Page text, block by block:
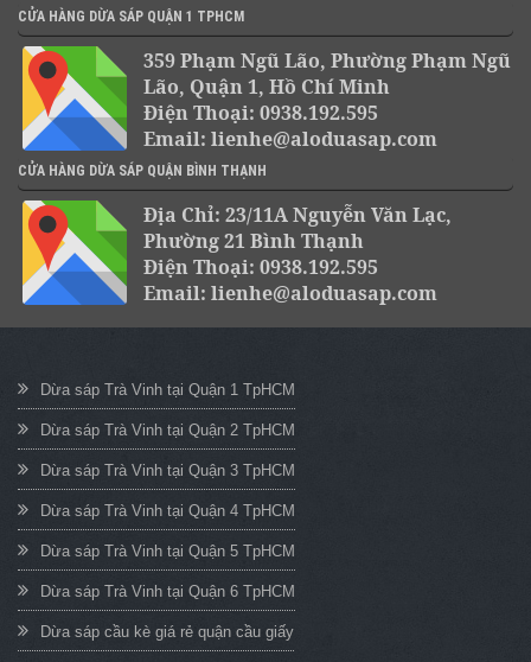
CỬA HÀNG DỪA SÁP QUẬN 1 TPHCM
359 Phạm Ngũ Lão, Phường Phạm Ngũ
Lão, Quận 1, Hồ Chí Minh
Điện Thoại: 0938.192.595
Email: lienhe@aloduasap.com
CỬA HÀNG DỪA SÁP QUẬN BÌNH THẠNH
Địa Chỉ: 23/11A Nguyễn Văn Lạc,
Phường 21 Bình Thạnh
Điện Thoại: 0938.192.595
Email: lienhe@aloduasap.com
Dừa sáp Trà Vinh tại Quận 1 TpHCM
Dừa sáp Trà Vinh tại Quận 2 TpHCM
Dừa sáp Trà Vinh tại Quận 3 TpHCM
Dừa sáp Trà Vinh tại Quận 4 TpHCM
Dừa sáp Trà Vinh tại Quận 5 TpHCM
Dừa sáp Trà Vinh tại Quận 6 TpHCM
Dừa sáp cầu kè giá rẻ quận cầu giấy